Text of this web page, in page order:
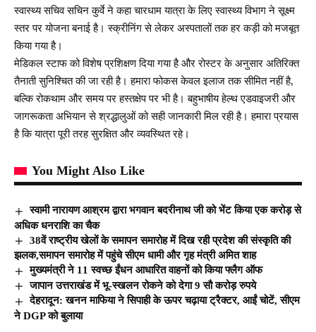
स्वास्थ्य सचिव सचिन कुर्वे ने कहा चारधाम यात्रा के लिए स्वास्थ्य विभाग ने सूक्ष्म
स्तर पर योजना बनाई है। स्क्रीनिंग से लेकर अस्पतालों तक हर कड़ी को मजबूत
किया गया है।
मेडिकल स्टाफ को विशेष प्रशिक्षण दिया गया है और रोस्टर के अनुसार अतिरिक्त
तैनाती सुनिश्चित की जा रही है। हमारा फोकस केवल इलाज तक सीमित नहीं है,
बल्कि रोकथाम और समय पर हस्तक्षेप पर भी है। बहुभाषीय हेल्थ एडवाइजरी और
जागरूकता अभियान से श्रद्धालुओं को सही जानकारी मिल रही है। हमारा प्रयास
है कि यात्रा पूरी तरह सुरक्षित और व्यवस्थित रहे।
You Might Also Like
स्वामी नारायण आश्रम द्वारा भगवान बदरीनाथ जी को भेंट किया एक करोड़ से
अधिक धनराशि का चैक
38वें राष्ट्रीय खेलों के समापन समारोह में दिख रही प्रदेश की संस्कृति की
झलक,समापन समारोह में पहुंचे सीएम धामी और गृह मंत्री अमित शाह
मुख्यमंत्री ने 11 स्वच्छ ईंधन आधारित वाहनों को किया फ्लैग ऑफ
जापान उत्तराखंड में भू-स्खलन रोकने को देगा 9 सौ करोड़ रुपये
देहरादून: खनन माफिया ने सिपाही के ऊपर चढ़ाया ट्रैक्टर, आईं चोटें, सीएम
ने DGP को बुलाया